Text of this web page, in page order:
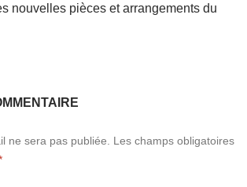
nouvelles pièces et arrangements du
ne sera pas publiée.
Les champs obligatoires